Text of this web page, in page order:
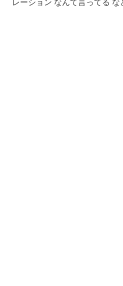
レーション なんて言ってる